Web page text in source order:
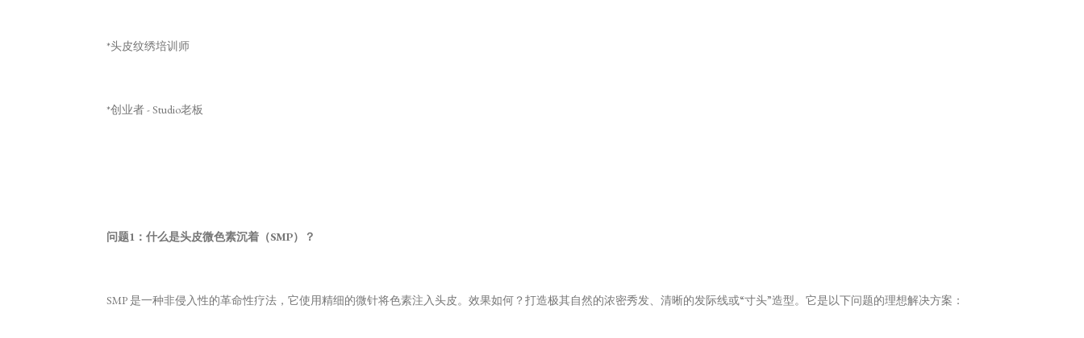
*头皮纹绣培训师
*创业者 - Studio老板
问题1：什么是头皮微色素沉着（SMP）？
SMP 是一种非侵入性的革命性疗法，它使用精细的微针将色素注入头皮。效果如何？打造极其自然的浓密秀发、清晰的发际线或“寸头”造型。它是以下问题的理想解决方案：